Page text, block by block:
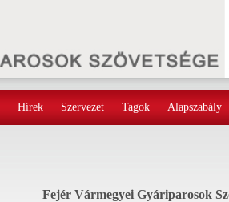
Hírek Szervezet Tagok Alapszabály
Fejér Vármegyei Gyáriparosok